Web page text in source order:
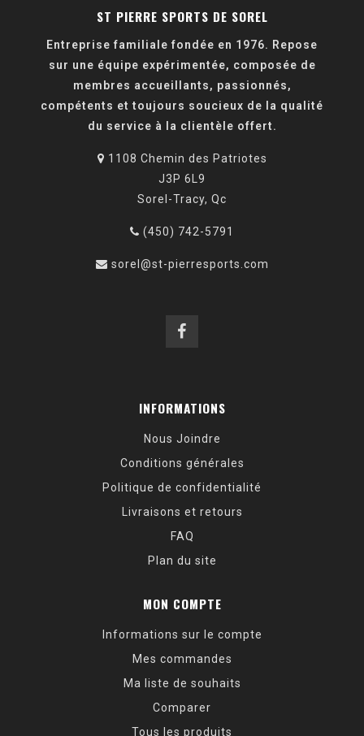
ST PIERRE SPORTS DE SOREL
Entreprise familiale fondée en 1976. Repose
sur une équipe expérimentée, composée de
membres accueillants, passionnés,
compétents et toujours soucieux de la qualité
du service à la clientèle offert.
1108 Chemin des Patriotes
J3P 6L9
Sorel-Tracy, Qc
(450) 742-5791
sorel@st-pierresports.com
INFORMATIONS
Nous Joindre
Conditions générales
Politique de confidentialité
Livraisons et retours
FAQ
Plan du site
MON COMPTE
Informations sur le compte
Mes commandes
Ma liste de souhaits
Comparer
Tous les produits